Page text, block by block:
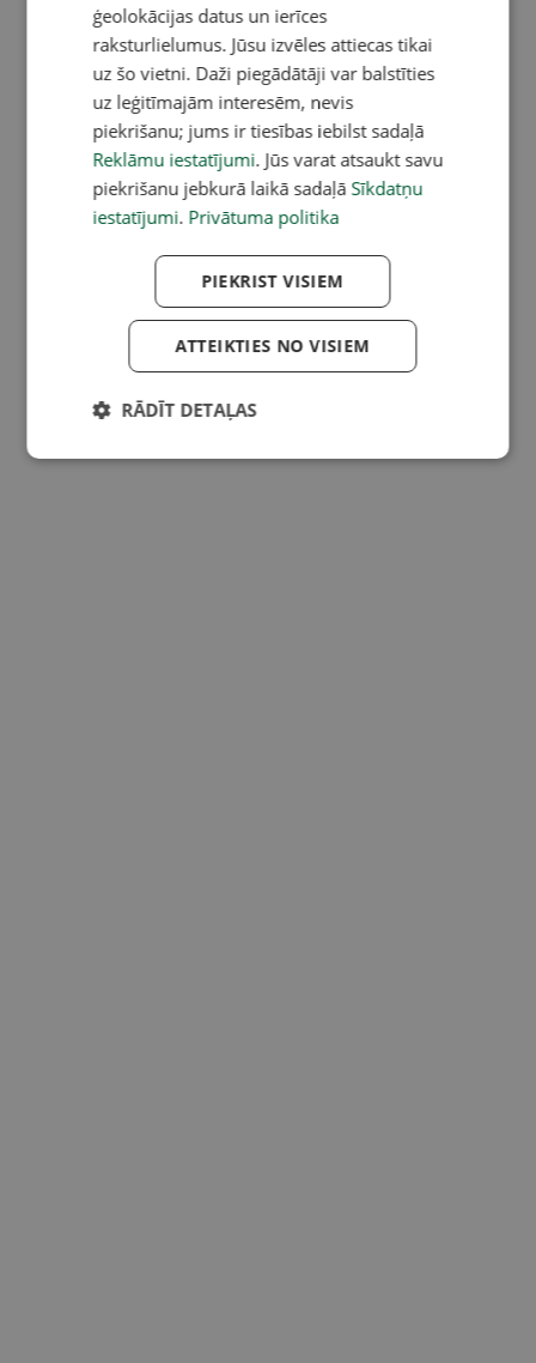
ģeolokācijas datus un ierīces
raksturlielumus. Jūsu izvēles attiecas tikai
uz šo vietni. Daži piegādātāji var balstīties
uz leģitīmajām interesēm, nevis
piekrišanu; jums ir tiesības iebilst sadaļā
Reklāmu iestatījumi. Jūs varat atsaukt savu
piekrišanu jebkurā laikā sadaļā Sīkdatņu
iestatījumi. Privātuma politika
PIEKRIST VISIEM
ATTEIKTIES NO VISIEM
RĀDĪT DETAĻAS